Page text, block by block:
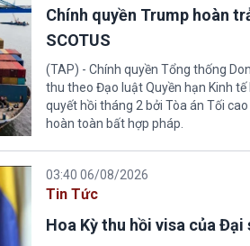
Chính quyền Trump hoàn
SCOTUS
(TAP) - Chính quyền Tổng thống
thu theo Đạo luật Quyền hạn Kinh
quyết hồi tháng 2 bởi Tòa án Tối
hoàn toàn bất hợp pháp.
03:40 06/08/2026
Tin Tức
Hoa Kỳ thu hồi visa của